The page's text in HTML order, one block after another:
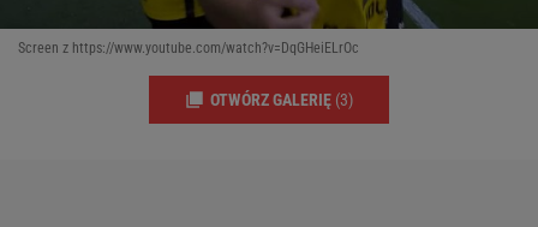
Screen z https://www.youtube.com/watch?v=DqGHeiELrOc
OTWÓRZ GALERIĘ (3)